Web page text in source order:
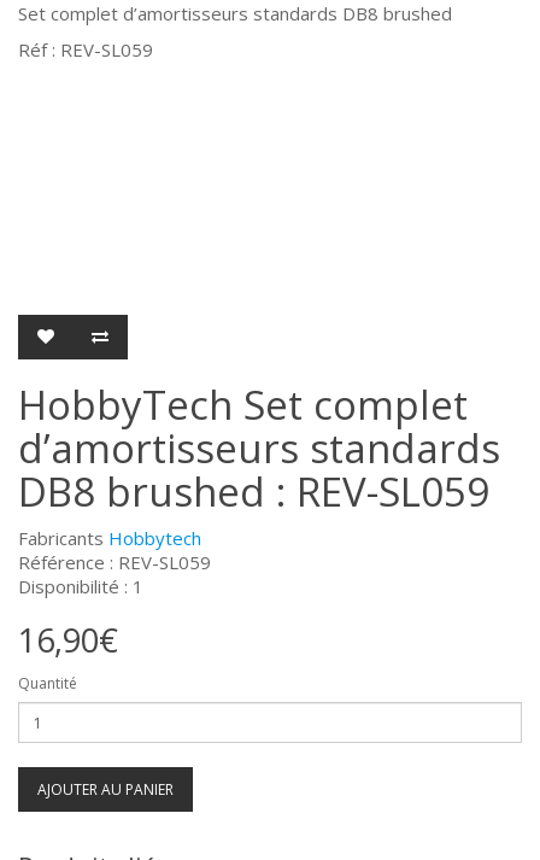
Set complet d’amortisseurs standards DB8 brushed
Réf : REV-SL059
HobbyTech Set complet
d’amortisseurs standards
DB8 brushed : REV-SL059
Fabricants Hobbytech
Référence : REV-SL059
Disponibilité : 1
16,90€
Quantité
AJOUTER AU PANIER